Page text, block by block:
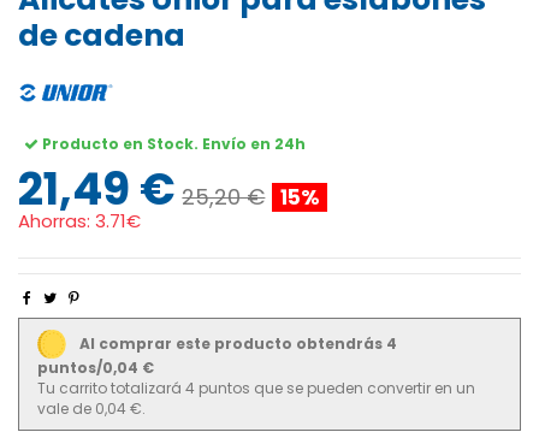
de cadena
Producto en Stock. Envío en 24h
21,49 € 25,20 € 15%
Ahorras: 3.71€
Al comprar este producto obtendrás 4
puntos/0,04 €
Tu carrito totalizará 4 puntos que se pueden convertir en un
vale de 0,04 €.